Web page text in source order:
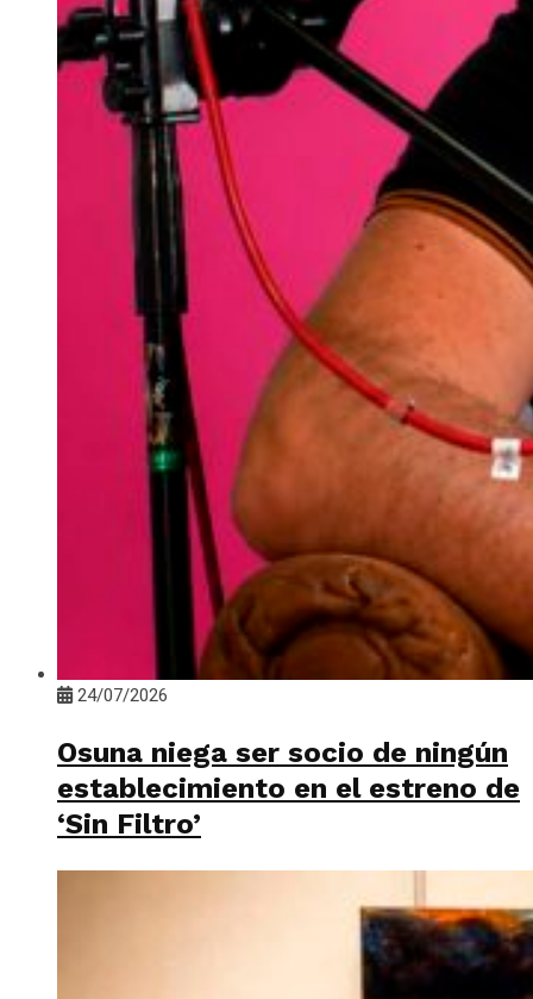
24/07/2026
Osuna niega ser socio de ningún
establecimiento en el estreno de
‘Sin Filtro’